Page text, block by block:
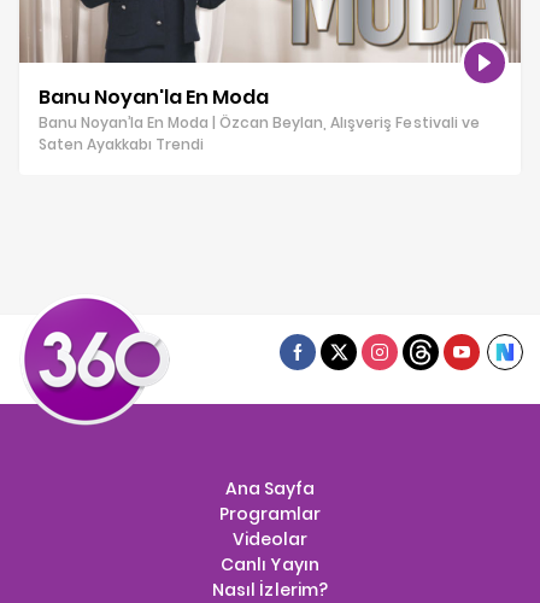
Banu Noyan'la En Moda
Banu Noyan’la En Moda | Özcan Beylan, Alışveriş Festivali ve
Saten Ayakkabı Trendi
Ana Sayfa
Programlar
Videolar
Canlı Yayın
Nasıl İzlerim?